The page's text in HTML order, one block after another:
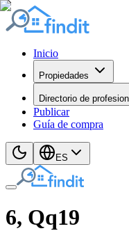
Inicio
Propiedades
Directorio de
Publicar
Guía de compra
ES
6, Qq19